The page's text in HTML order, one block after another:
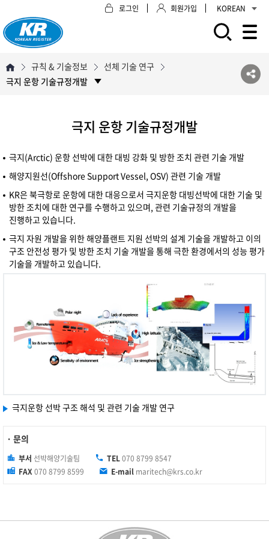
로그인 회원가입 KOREAN
규칙 & 기술정보
선체 기술 연구
극지 운항 기술규정개발
극지 운항 기술규정개발
극지(Arctic) 운항 선박에 대한 대빙 강화 및 방한 조치 관련 기술 개발
해양지원선(Offshore Support Vessel, OSV) 관련 기술 개발
KR은 북극항로 운항에 대한 대응으로서 극지운항 대빙선박에 대한 기술 및
방한 조치에 대한 연구를 수행하고 있으며, 관련 기술규정의 개발을
진행하고 있습니다.
극지 자원 개발을 위한 해양플랜트 지원 선박의 설계 기술을 개발하고 이의
구조 안전성 평가 및 방한 조치 기술 개발을 통해 극한 환경에서의 성능 평가
기술을 개발하고 있습니다.
극지운항 선박 구조 해석 및 관련 기술 개발 연구
· 문의
부서 선박해양기술팀 TEL070 8799 8547
FAX070 8799 8599 E-mail maritech@krs.co.kr